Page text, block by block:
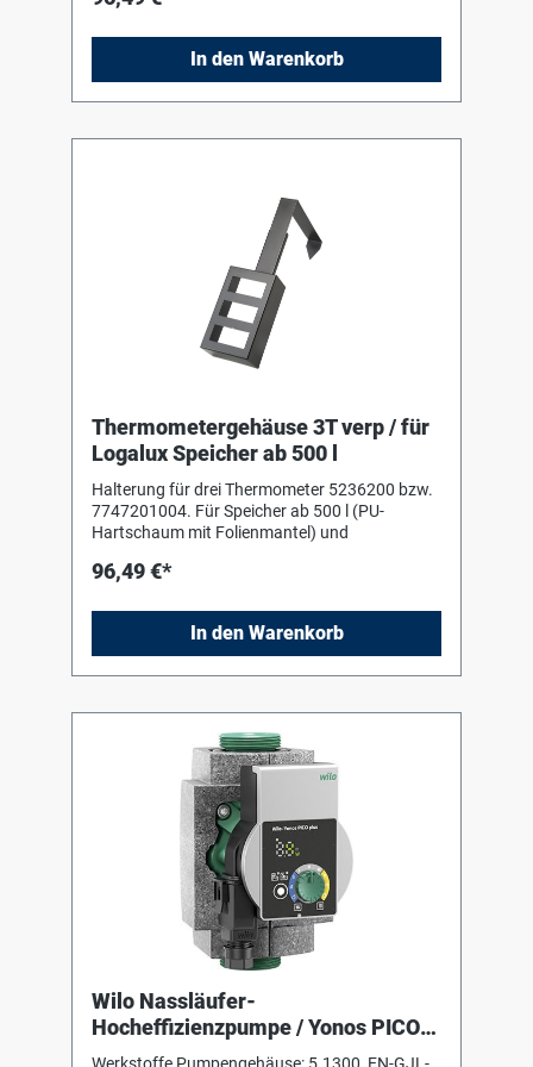
In den Warenkorb
Thermometergehäuse 3T verp / für
Logalux Speicher ab 500 l
Halterung für drei Thermometer 5236200 bzw.
7747201004. Für Speicher ab 500 l (PU-
Hartschaum mit Folienmantel) und
96,49 €*
In den Warenkorb
Wilo Nassläufer-
Hocheffizienzpumpe / Yonos PICO
plus 25/1-8, G11/2, 58W